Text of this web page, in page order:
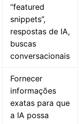
“featured
snippets”,
respostas de IA,
buscas
conversacionais
Fornecer
informações
exatas para que
a IA possa